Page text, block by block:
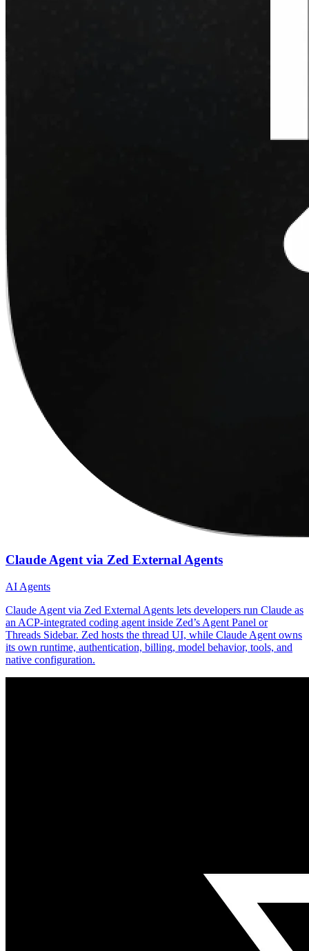
Claude Agent via Zed External Agents
AI Agents
Claude Agent via Zed External Agents lets developers run Claude as
an ACP-integrated coding agent inside Zed’s Agent Panel or
Threads Sidebar. Zed hosts the thread UI, while Claude Agent owns
its own runtime, authentication, billing, model behavior, tools, and
native configuration.